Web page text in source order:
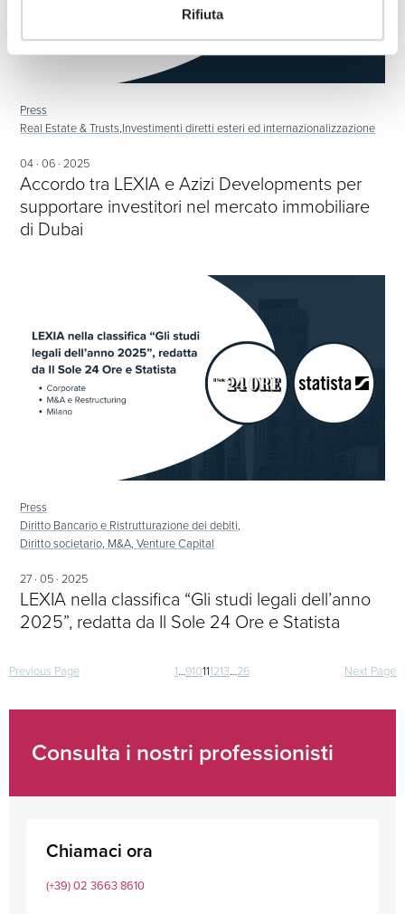
Rifiuta
Press
Real Estate & Trusts,Investimenti diretti esteri ed internazionalizzazione
04 · 06 · 2025
Accordo tra LEXIA e Azizi Developments per
supportare investitori nel mercato immobiliare
di Dubai
Press
Diritto Bancario e Ristrutturazione dei debiti,
Diritto societario, M&A, Venture Capital
27 · 05 · 2025
LEXIA nella classifica “Gli studi legali dell’anno
2025”, redatta da Il Sole 24 Ore e Statista
Navigazione
articoli
Previous Page 1…910111213…26 Next Page
Consulta i nostri professionisti
Chiamaci ora
(+39) 02 3663 8610